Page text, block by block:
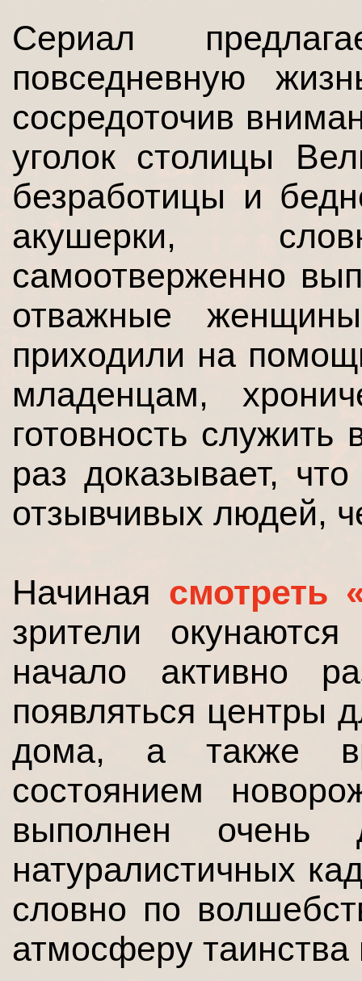
Сериал
повседневную
сосредоточив
уголок столицы
безработицы и
акушерки,
самоотверженно
отважные
приходили на
младенцам,
готовность
раз доказывает,
отзывчивых людей,
Начиная смотреть
зрители
начало активно
появляться центры
дома, а также
состоянием
выполнен очень
натуралистичных
словно по
атмосферу таинства